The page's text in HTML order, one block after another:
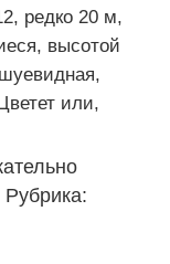
редко 20 м,
высотой
или,
Рубрика: